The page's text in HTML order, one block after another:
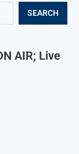
SEARCH
AIR; Live